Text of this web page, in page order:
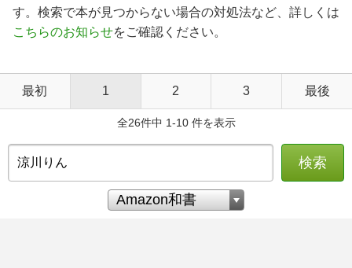
す。検索で本が見つからない場合の対処法など、詳しくは
こちらのお知らせをご確認ください。
最初 1 2 3 最後
全26件中 1-10 件を表示
検索